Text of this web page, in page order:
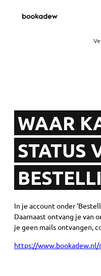
WAAR
STATUS
In je account onder
Daarnaast ontvang je van
je geen mails ontvangen,
https://